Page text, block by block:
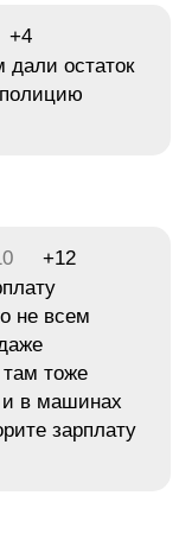
+4
дали остаток
+12
не всем
тоже
в машинах
зарплату